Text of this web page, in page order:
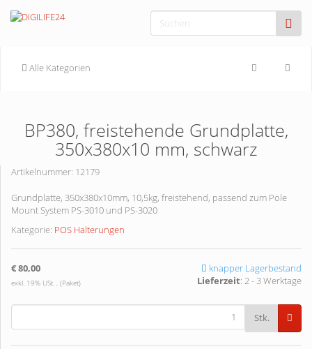
Alle Kategorien
BP380, freistehende Grundplatte,
350x380x10 mm, schwarz
Artikelnummer: 12179
Grundplatte, 350x380x10mm, 10,5kg, freistehend, passend zum Pole
Mount System PS-3010 und PS-3020
Kategorie: POS Halterungen
€ 80,00
exkl. 19% USt. , (Paket)
knapper Lagerbestand
Lieferzeit: 2 - 3 Werktage
Stk.